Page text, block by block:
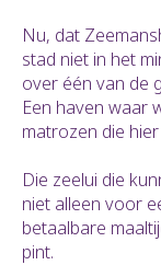
Nu, dat
stad niet in het
over één van de
Een haven waar
matrozen die
Die zeelui die
niet alleen voor
betaalbare
pint.